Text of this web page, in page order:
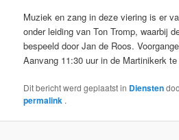
Muziek en zang in deze viering is er
onder leiding van Ton Tromp, waarbij
bespeeld door Jan de Roos.
Aanvang 11:30 uur in de Martinikerk
Dit bericht werd geplaatst in Diensten
permalink .